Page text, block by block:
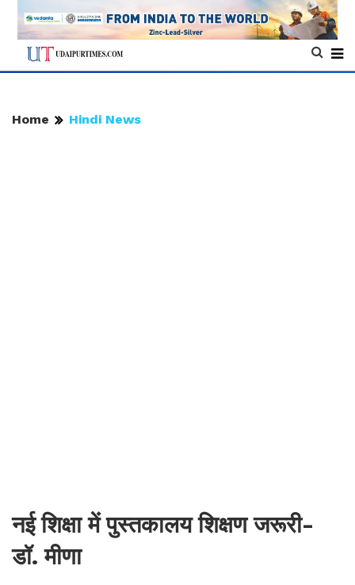
Home Hindi News
नई शिक्षा में पुस्तकालय शिक्षण जरूरी-
डॉ. मीणा